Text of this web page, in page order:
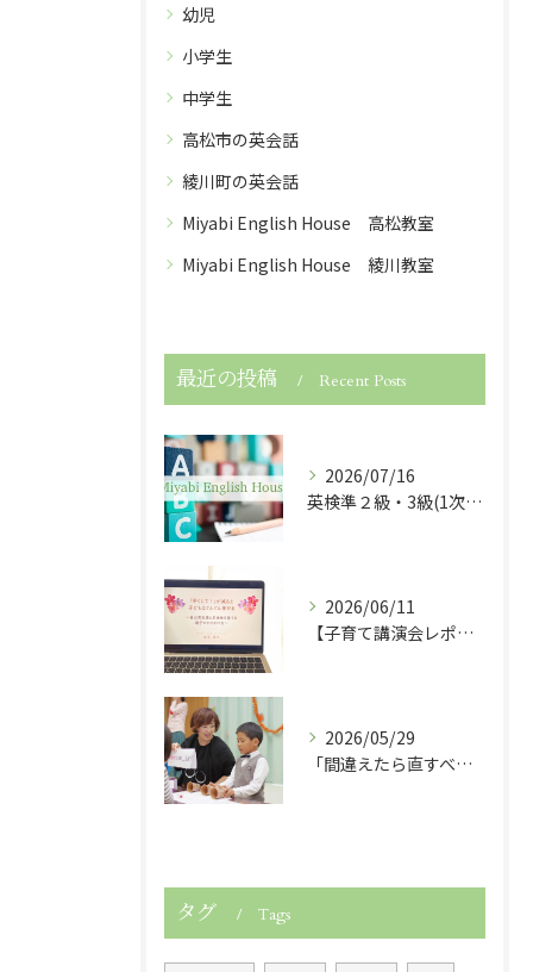
幼児
小学生
中学生
高松市の英会話
綾川町の英会話
Miyabi English House 高松教室
Miyabi English House 綾川教室
最近の投稿 Recent Posts
2026/07/16
英検準２級・3級(1次試験)・５級に合格しました！
2026/06/11
【子育て講演会レポート】「早くして！」が減ると子どもは伸びる！
2026/05/29
「間違えたら直すべき？」子どもの英語力を伸ばす関わり方
タグ Tags